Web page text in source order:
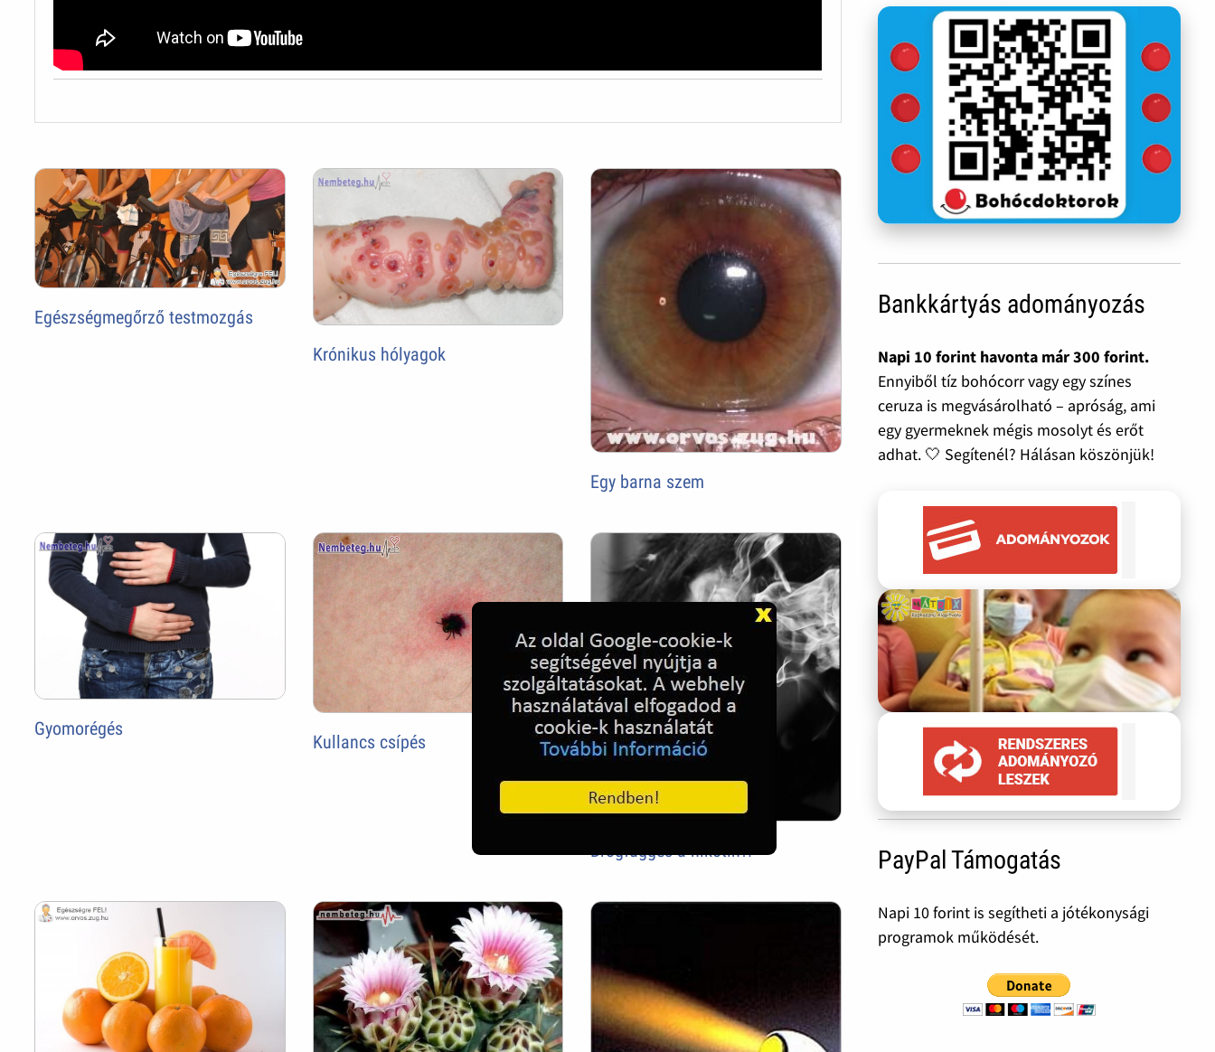
Egészségmegőrző testmozgás
Krónikus hólyagok
Egy barna szem
Gyomorégés
Kullancs csípés
Drogfüggés a nikotin?!
Bankkártyás adományozás
Napi 10 forint havonta már 300 forint.
Ennyiből tíz bohócorr vagy egy színes
ceruza is megvásárolható – apróság, ami
egy gyermeknek mégis mosolyt és erőt
adhat. 🤍 Segítenél? Hálásan köszönjük!
PayPal Támogatás
Napi 10 forint is segítheti a jótékonysági
programok működését.